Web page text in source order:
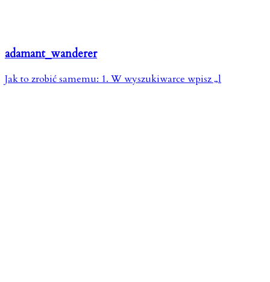
adamant_wanderer
Jak to zrobić samemu: 1. W wyszukiwarce wpisz „l